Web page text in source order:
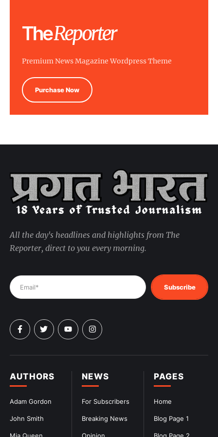
Premium News Magazine Wordpress Theme
Purchase Now
PAGES
Home
Blog Page 1
NEWS
For Subscribers
Breaking News
AUTHORS
Adam Gordon
John Smith
All the day's headlines and highlights from The
Reporter, direct to you every morning.
Subscribe